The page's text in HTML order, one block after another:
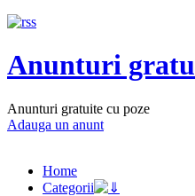
Anunturi
Anunturi gratuite cu poze
Adauga un anunt
Home
Categorii